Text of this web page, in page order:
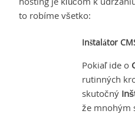
to robíme všetko:
Inštalátor
Pokiaľ ide o
rutinných
skutočný
že mnohým